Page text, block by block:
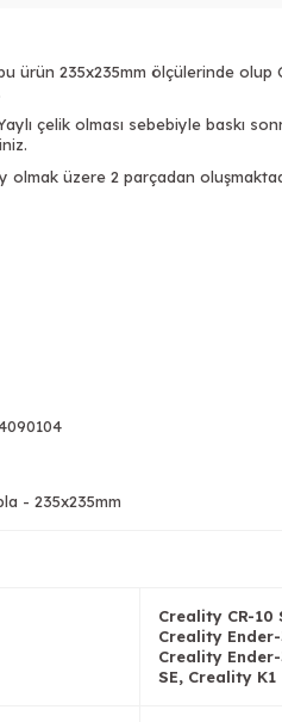
ürün 235x235mm ölçülerinde
çelik olması sebebiyle baskı
üzere 2 parçadan
- 235x235mm
Creality CR-10
Creality
Creality Ender-
SE, Creality K1